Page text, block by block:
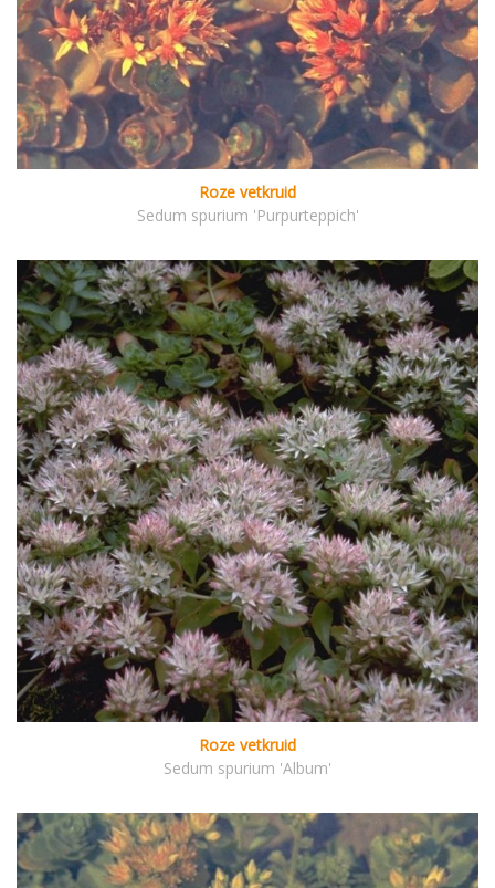
Roze vetkruid
Sedum spurium 'Purpurteppich'
Roze vetkruid
Sedum spurium 'Album'